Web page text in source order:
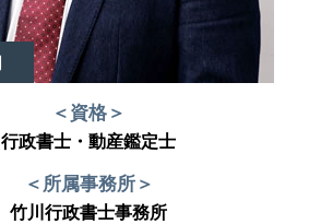
＜資格＞
行政書士・動産鑑定士
＜所属事務所＞
竹川行政書士事務所